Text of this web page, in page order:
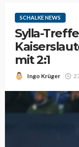
SCHALKE NEWS
Sylla-
mit 2:1
Ingo Krüger